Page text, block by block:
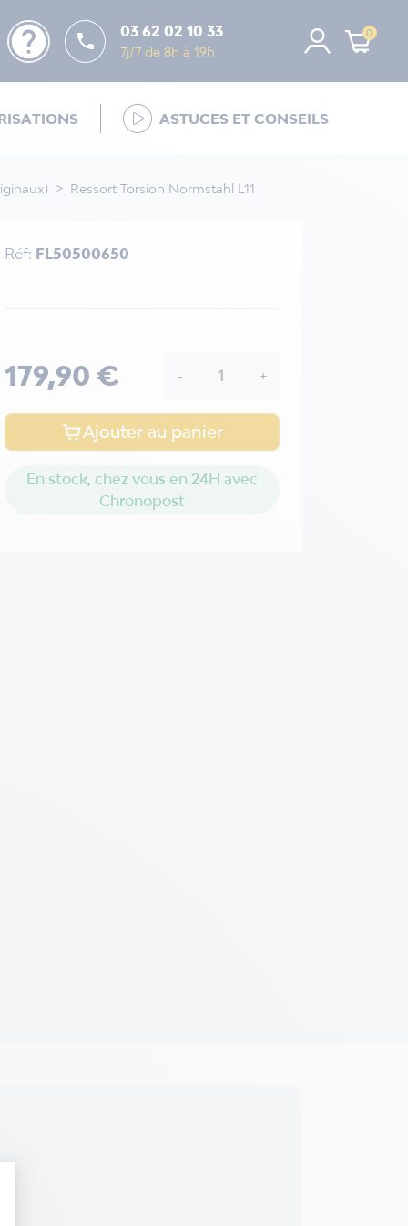
help  03 62 02 10 33
7j/7 de 8h à 19h
0
ASTUCES ET CONSEILS
Ressort Torsion Normstahl L11
Réf: FL50500650
179,90 € - +
Ajouter au panier
En stock, chez vous en 24H avec
Chronopost